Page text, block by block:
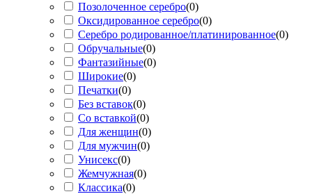
Позолоченное серебро(0)
Оксидированное серебро(0)
Серебро родированное/платинированное(0)
Обручальные(0)
Фантазийные(0)
Широкие(0)
Печатки(0)
Без вставок(0)
Со вставкой(0)
Для женщин(0)
Для мужчин(0)
Унисекс(0)
Жемчужная(0)
Классика(0)